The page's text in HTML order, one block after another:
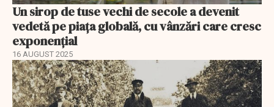
Un sirop de tuse vechi de secole a devenit
vedetă pe piața globală, cu vânzări care cresc
exponențial
16 AUGUST 2025